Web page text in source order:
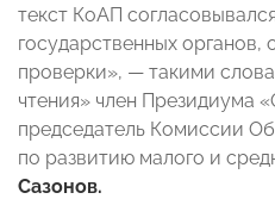
текст КоАП
государственных
проверки», — такими
чтения» член
председатель Комиссии
по развитию малого и
Сазонов.